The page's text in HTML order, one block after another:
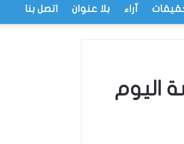
آراء بلا عنوان اتصل بنا
اليوم